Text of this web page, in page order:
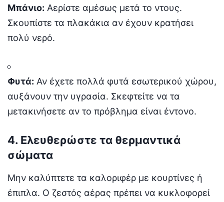
Μπάνιο: Αερίστε αμέσως μετά το ντους.
Σκουπίστε τα πλακάκια αν έχουν κρατήσει
πολύ νερό.
Φυτά: Αν έχετε πολλά φυτά εσωτερικού χώρου,
αυξάνουν την υγρασία. Σκεφτείτε να τα
μετακινήσετε αν το πρόβλημα είναι έντονο.
4. Ελευθερώστε τα θερμαντικά
σώματα
Μην καλύπτετε τα καλοριφέρ με κουρτίνες ή
έπιπλα. Ο ζεστός αέρας πρέπει να κυκλοφορεί